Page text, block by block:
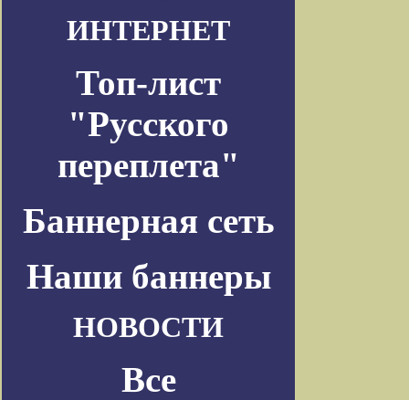
ИНТЕРНЕТ
Топ-лист
"Русского
переплета"
Баннерная сеть
Наши баннеры
НОВОСТИ
Все